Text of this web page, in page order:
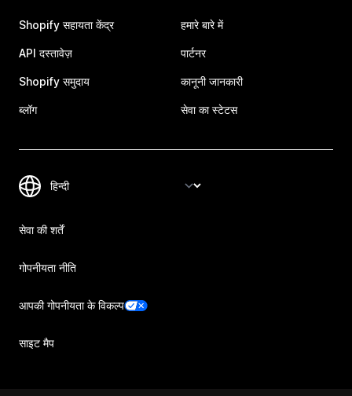
Shopify सहायता केंद्र
API दस्तावेज़
Shopify समुदाय
ब्लॉग
हमारे बारे में
पार्टनर
कानूनी जानकारी
सेवा का स्टेटस
सेवा की शर्तें
गोपनीयता नीति
आपकी गोपनीयता के विकल्प
साइट मैप